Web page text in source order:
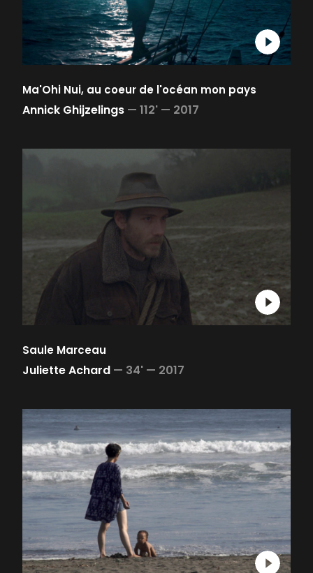
Ma'Ohi Nui, au coeur de l'océan mon pays
Annick Ghijzelings — 112' — 2017
Saule Marceau
Juliette Achard — 34' — 2017